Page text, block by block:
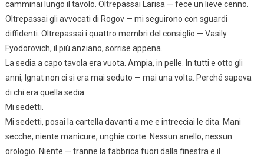
camminai lungo il tavolo. Oltrepassai Larisa — fece un lieve cenno.
Oltrepassai gli avvocati di Rogov — mi seguirono con sguardi
diffidenti. Oltrepassai i quattro membri del consiglio — Vasily
Fyodorovich, il più anziano, sorrise appena.
La sedia a capo tavola era vuota. Ampia, in pelle. In tutti e otto gli
anni, Ignat non ci si era mai seduto — mai una volta. Perché sapeva
di chi era quella sedia.
Mi sedetti.
Mi sedetti, posai la cartella davanti a me e intrecciai le dita. Mani
secche, niente manicure, unghie corte. Nessun anello, nessun
orologio. Niente — tranne la fabbrica fuori dalla finestra e il